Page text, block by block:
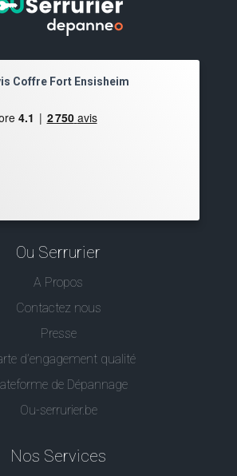
Coffre Fort Ensisheim
Ou Serrurier
A Propos
Contactez nous
Presse
d’engagement qualité
de Dépannage
Ou-serrurier.be
Nos Services